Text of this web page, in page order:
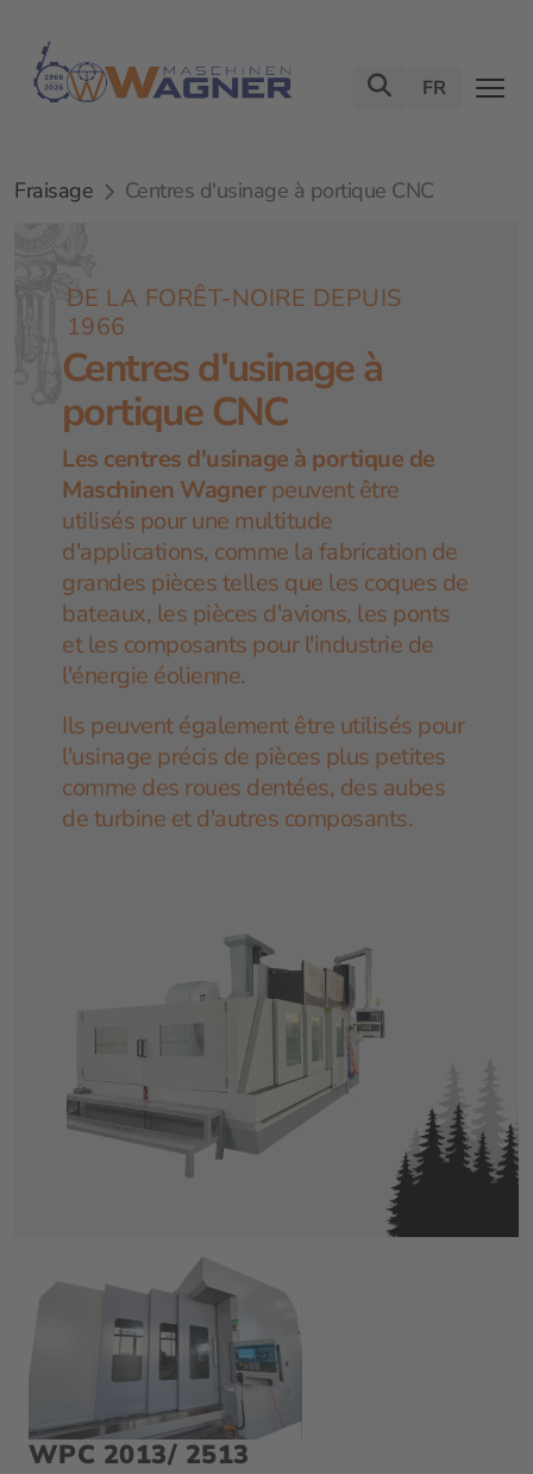
FR
Fraisage Centres d'usinage à portique CNC
DE LA FORÊT-NOIRE DEPUIS
1966
Centres d'usinage à
portique CNC
Les centres d'usinage à portique de
Maschinen Wagnerpeuvent être
utilisés pour une multitude
d'applications, comme la fabrication de
grandes pièces telles que les coques de
bateaux, les pièces d'avions, les ponts
et les composants pour l'industrie de
l'énergie éolienne.
Ils peuvent également être utilisés pour
l'usinage précis de pièces plus petites
comme des roues dentées, des aubes
de turbine et d'autres composants.
WPC 2013/ 2513